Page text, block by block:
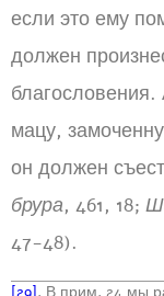
если это ему
должен
мацу,
он должен
брура, 461, 18;
47-48).
[29]. В прим. 24 мы